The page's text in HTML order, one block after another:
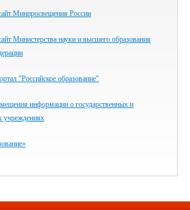
Минпросвещения России
Министерства науки и высшего образования
"Российское образование"
информации о государственных и
учреждениях